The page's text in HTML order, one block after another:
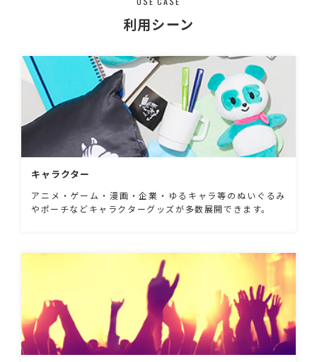
利用シーン
キャラクター
アニメ・ゲーム・漫画・企業・ゆるキャラ等のぬいぐるみ
やポーチなどキャラクターグッズが多数展開できます。